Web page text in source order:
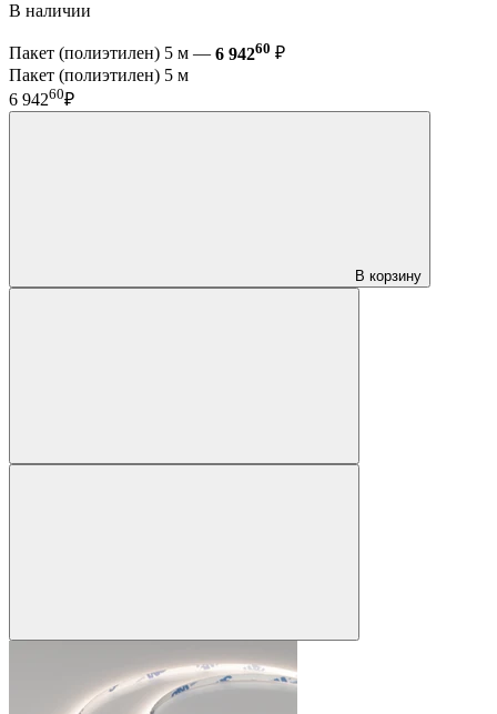
В наличии
Пакет (полиэтилен) 5 м — 6 94260 ₽
Пакет (полиэтилен) 5 м
6 94260₽
В корзину